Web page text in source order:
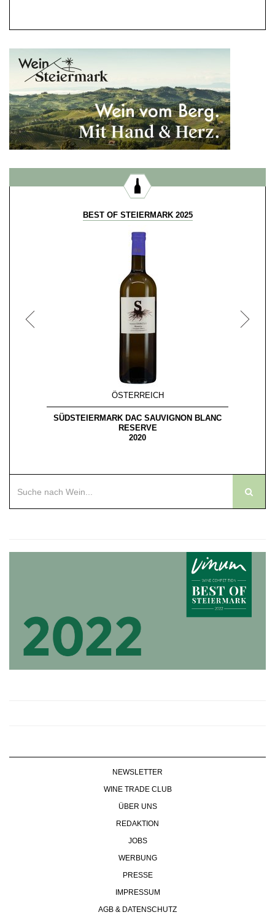
BEST OF STEIERMARK 2025
ÖSTERREICH
SÜDSTEIERMARK DAC SAUVIGNON BLANC
RESERVE
2020
NEWSLETTER
WINE TRADE CLUB
ÜBER UNS
REDAKTION
JOBS
WERBUNG
PRESSE
IMPRESSUM
AGB & DATENSCHUTZ